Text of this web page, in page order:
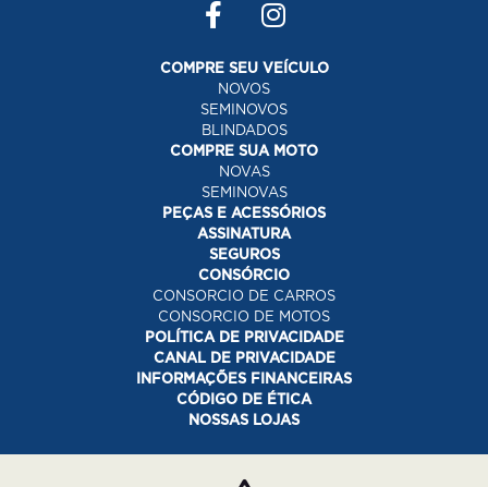
COMPRE SEU VEÍCULO
NOVOS
SEMINOVOS
BLINDADOS
COMPRE SUA MOTO
NOVAS
SEMINOVAS
PEÇAS E ACESSÓRIOS
ASSINATURA
SEGUROS
CONSÓRCIO
CONSORCIO DE CARROS
CONSORCIO DE MOTOS
POLÍTICA DE PRIVACIDADE
CANAL DE PRIVACIDADE
INFORMAÇÕES FINANCEIRAS
CÓDIGO DE ÉTICA
NOSSAS LOJAS